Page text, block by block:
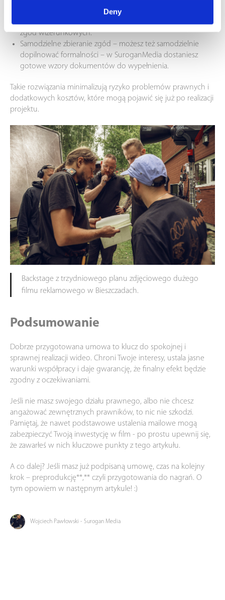
Deny
Zabezpieczenie w umowie – dobry zapis sprawia, że to
zgód wizerunkowych.
Samodzielne zbieranie zgód – możesz też samodzielnie
dopilnować formalności – w SuroganMedia dostaniesz
gotowe wzory dokumentów do wypełnienia.
Takie rozwiązania minimalizują ryzyko problemów prawnych i
dodatkowych kosztów, które mogą pojawić się już po realizacji
projektu.
Backstage z trzydniowego planu zdjęciowego dużego
filmu reklamowego w Bieszczadach.
Podsumowanie
Dobrze przygotowana umowa to klucz do spokojnej i
sprawnej realizacji wideo. Chroni Twoje interesy, ustala jasne
warunki współpracy i daje gwarancję, że finalny efekt będzie
zgodny z oczekiwaniami.
Jeśli nie masz swojego działu prawnego, albo nie chcesz
angażować zewnętrznych prawników, to nic nie szkodzi.
Pamiętaj, że nawet podstawowe ustalenia mailowe mogą
zabezpieczyć Twoją inwestycję w film - po prostu upewnij się,
że zawarłeś w nich kluczowe punkty z tego artykułu.
A co dalej? Jeśli masz już podpisaną umowę, czas na kolejny
krok – preprodukcję**,** czyli przygotowania do nagrań. O
tym opowiem w następnym artykule! :)
Wojciech Pawłowski - Surogan Media